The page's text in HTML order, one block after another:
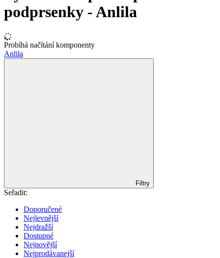
podprsenky - Anlila
Probíhá načítání komponenty
Anlila
Filtry
Seřadit:
Doporučené
Nejlevnější
Nejdražší
Dostupné
Nejnovější
Nejprodávanejší